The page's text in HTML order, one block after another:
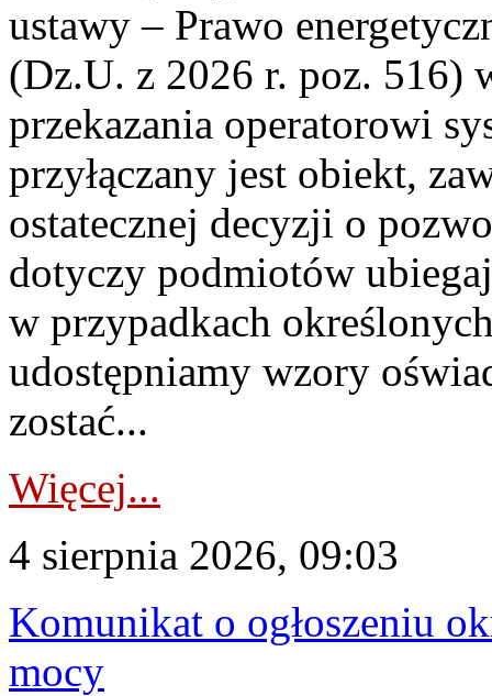
ustawy – Prawo
(Dz.U. z 2026 r. poz. 516)
przekazania operatorowi
przyłączany jest obiekt,
ostatecznej decyzji o
dotyczy podmiotów
w przypadkach
udostępniamy wzory
zostać...
Więcej...
4 sierpnia 2026, 09:03
Komunikat o ogłoszeniu
mocy